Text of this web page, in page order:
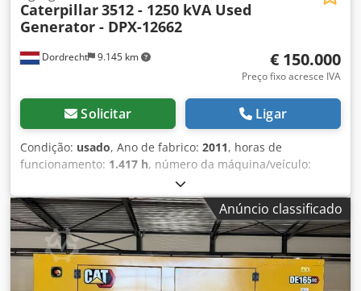
Dordrecht 9.145 km
Caterpillar3512 - 1250 kVA Used
Generator - DPX-12662
€ 150.000
Preço fixo acresce IVA
Solicitar Ligar
Condição: usado, Ano de fabrico: 2011, horas de
funcionamento: 1.417 h, número da máquina/veículo:
, tipo de combustível:
motores:Caterpillar 3512, Finalidade de utilização:
construção civil Dcedpfx Acozn Erlsksk Peso em vazio:
14.000 kg Potência do gerador: 1.250 kVA Dimensões da
área de carga: 565 x 220 x 230 cm País de fabricação: EUA
Contacte a equipa DPX para obter mais informações. =
Outras opções e acessórios = - Painel de controlo
Anúncio classificado